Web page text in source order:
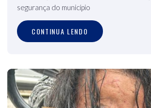
segurança do município
CONTINUA LENDO